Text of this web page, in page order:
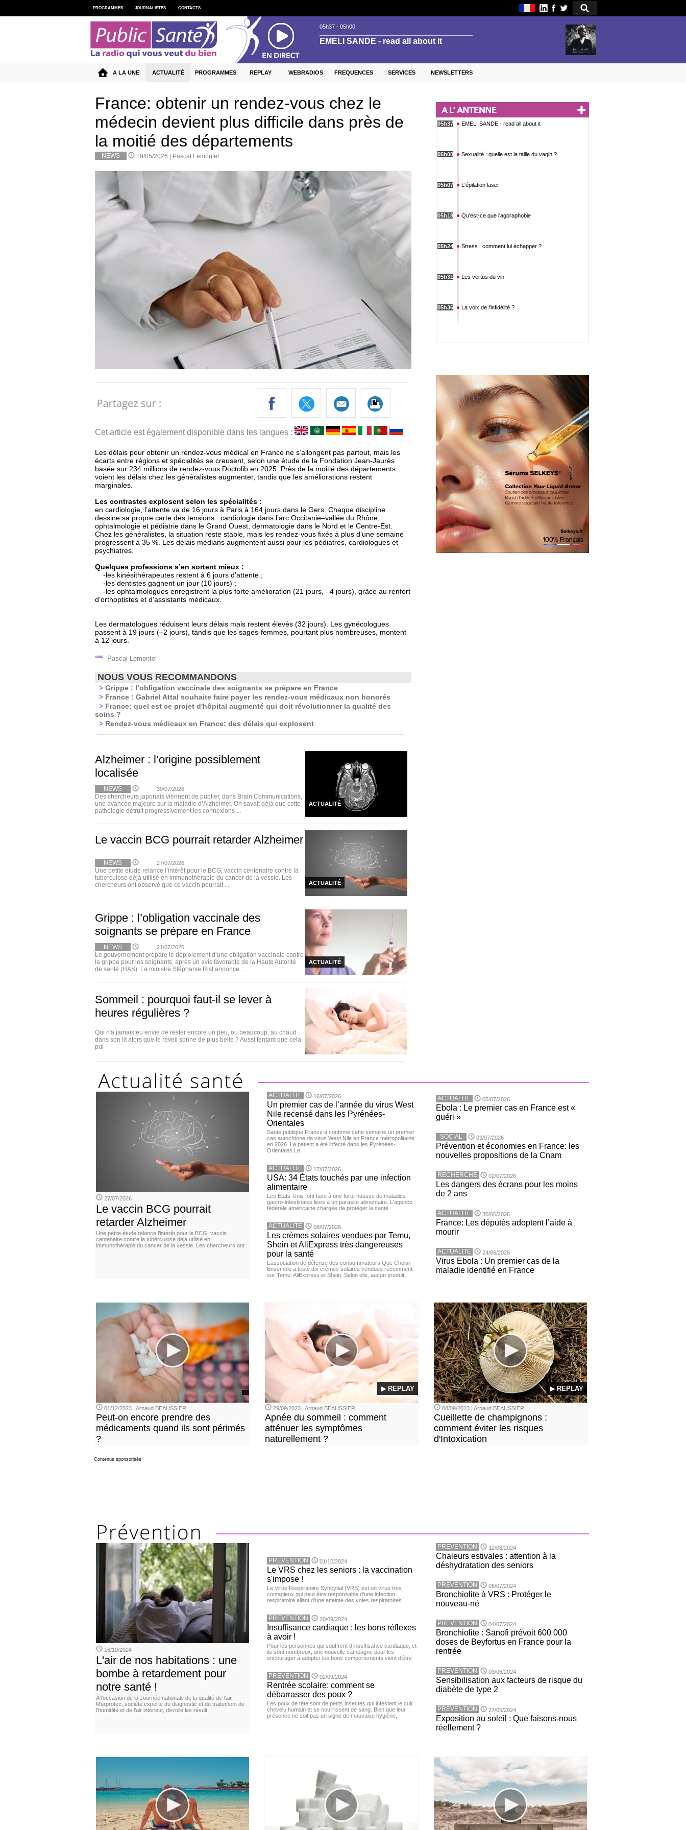
France: obtenir un rendez-vous chez le
médecin devient plus difficile dans près de
la moitié des départements
NEWS 19/05/2026 | Pascal Lemontel
Cet article est également disponible dans les langues :
Les délais pour obtenir un rendez-vous médical en France ne s’allongent pas partout, mais les
écarts entre régions et spécialités se creusent, selon une étude de la Fondation Jean-Jaurès
basée sur 234 millions de rendez-vous Doctolib en 2025. Près de la moitié des départements
voient les délais chez les généralistes augmenter, tandis que les améliorations restent
marginales.
Les contrastes explosent selon les spécialités :
en cardiologie, l’attente va de 16 jours à Paris à 164 jours dans le Gers. Chaque discipline
dessine sa propre carte des tensions : cardiologie dans l’arc Occitanie–vallée du Rhône,
ophtalmologie et pédiatrie dans le Grand Ouest, dermatologie dans le Nord et le Centre-Est.
Chez les généralistes, la situation reste stable, mais les rendez-vous fixés à plus d’une semaine
progressent à 35 %. Les délais médians augmentent aussi pour les pédiatres, cardiologues et
psychiatres.
Quelques professions s’en sortent mieux :
-les kinésithérapeutes restent à 6 jours d’attente ;
-les dentistes gagnent un jour (10 jours) ;
-les ophtalmologues enregistrent la plus forte amélioration (21 jours, –4 jours), grâce au renfort
d’orthoptistes et d’assistants médicaux.
Les dermatologues réduisent leurs délais mais restent élevés (32 jours). Les gynécologues
passent à 19 jours (–2 jours), tandis que les sages-femmes, pourtant plus nombreuses, montent
à 12 jours.
Pascal Lemontel
NOUS VOUS RECOMMANDONS
> Grippe : l’obligation vaccinale des soignants se prépare en France
> France : Gabriel Attal souhaite faire payer les rendez-vous médicaux non honorés
> France: quel est ce projet d'hôpital augmenté qui doit révolutionner la qualité des
soins ?
> Rendez‑vous médicaux en France: des délais qui explosent
Alzheimer : l’origine possiblement
localisée
ACTUALITÉ
NEWS 30/07/2026
Des chercheurs japonais viennent de publier, dans Brain Communications,
une avancée majeure sur la maladie d’Alzheimer. On savait déjà que cette
pathologie détruit progressivement les connexions ...
Le vaccin BCG pourrait retarder Alzheimer
ACTUALITÉ
NEWS 27/07/2026
Une petite étude relance l’intérêt pour le BCG, vaccin centenaire contre la
tuberculose déjà utilisé en immunothérapie du cancer de la vessie. Les
chercheurs ont observé que ce vaccin pourrait ...
Grippe : l’obligation vaccinale des
soignants se prépare en France
ACTUALITÉ
NEWS 21/07/2026
Le gouvernement prépare le déploiement d’une obligation vaccinale contre
la grippe pour les soignants, après un avis favorable de la Haute Autorité
de santé (HAS). La ministre Stéphanie Rist annonce ...
Sommeil : pourquoi faut-il se lever à
heures régulières ?
Qui n'a jamais eu envie de rester encore un peu, ou beaucoup, au chaud
dans son lit alors que le réveil sonne de plus belle ? Aussi tentant que cela
pui
27/07/2026
Le vaccin BCG pourrait
retarder Alzheimer
Une petite étude relance l’intérêt pour le BCG, vaccin
centenaire contre la tuberculose déjà utilisé en
immunothérapie du cancer de la vessie. Les chercheurs ont
ACTUALITE 16/07/2026
Un premier cas de l’année du virus West
Nile recensé dans les Pyrénées-
Orientales
Santé publique France a confirmé cette semaine un premier
cas autochtone de virus West Nile en France métropolitaine
en 2026. Le patient a été infecté dans les Pyrénées-
Orientales.Le
ACTUALITE 17/07/2026
USA: 34 États touchés par une infection
alimentaire
Les États-Unis font face à une forte hausse de maladies
gastro-intestinales liées à un parasite alimentaire. L'agence
fédérale américaine chargée de protéger la santé
ACTUALITE 08/07/2026
Les crèmes solaires vendues par Temu,
Shein et AliExpress très dangereuses
pour la santé
L’association de défense des consommateurs Que Choisir
Ensemble a testé dix crèmes solaires vendues récemment
sur Temu, AliExpress et Shein. Selon elle, aucun produit
ACTUALITE 05/07/2026
Ebola : Le premier cas en France est «
guéri »
SOCIAL 03/07/2026
Prévention et économies en France: les
nouvelles propositions de la Cnam
RECHERCHE 02/07/2026
Les dangers des écrans pour les moins
de 2 ans
ACTUALITE 30/06/2026
France: Les députés adoptent l’aide à
mourir
ACTUALITE 24/06/2026
Virus Ebola : Un premier cas de la
maladie identifié en France
01/12/2023 | Arnaud BEAUSSIER
Peut-on encore prendre des
médicaments quand ils sont périmés
?
▶ REPLAY
29/09/2023 | Arnaud BEAUSSIER
Apnée du sommeil : comment
atténuer les symptômes
naturellement ?
▶ REPLAY
08/09/2023 | Arnaud BEAUSSIER
Cueillette de champignons :
comment éviter les risques
d'Intoxication
Contenus sponsorisés
16/10/2024
L'air de nos habitations : une
bombe à retardement pour
notre santé !
A l’occasion de la Journée nationale de la qualité de l’air,
Murprotec, société experte du diagnostic et du traitement de
l’humidité et de l’air intérieur, dévoile les résult
PREVENTION 01/10/2024
Le VRS chez les seniors : la vaccination
s'impose !
Le Virus Respiratoire Syncytial (VRS) est un virus très
contagieux qui peut être responsable d’une infection
respiratoire allant d’une atteinte des voies respiratoires
PREVENTION 20/09/2024
Insuffisance cardiaque : les bons réflexes
à avoir !
Pour les personnes qui souffrent d’insuffisance cardiaque, et
ils sont nombreux, une nouvelle campagne pour les
encourager à adopter les bons comportements vient d’être
PREVENTION 02/09/2024
Rentrée scolaire: comment se
débarrasser des poux ?
Les poux de tête sont de petits insectes qui infestent le cuir
chevelu humain et se nourrissent de sang. Bien que leur
présence ne soit pas un signe de mauvaise hygiène,
PREVENTION 12/08/2024
Chaleurs estivales : attention à la
déshydratation des seniors
PREVENTION 08/07/2024
Bronchiolite à VRS : Protéger le
nouveau-né
PREVENTION 04/07/2024
Bronchiolite : Sanofi prévoit 600 000
doses de Beyfortus en France pour la
rentrée
PREVENTION 03/06/2024
Sensibilisation aux facteurs de risque du
diabète de type 2
PREVENTION 27/05/2024
Exposition au soleil : Que faisons-nous
réellement ?
PROGRAMMES JOURNALISTES CONTACTS
A LA UNE ACTUALITÉ PROGRAMMES REPLAY WEBRADIOS FREQUENCES SERVICES NEWSLETTERS